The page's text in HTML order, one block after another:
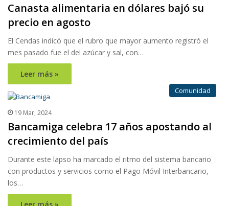
Canasta alimentaria en dólares bajó su
precio en agosto
El Cendas indicó que el rubro que mayor aumento registró el
mes pasado fue el del azúcar y sal, con…
Leer más »
Comunidad
19 Mar, 2024
Bancamiga celebra 17 años apostando al
crecimiento del país
Durante este lapso ha marcado el ritmo del sistema bancario
con productos y servicios como el Pago Móvil Interbancario,
los…